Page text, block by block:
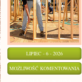
LIPIEC - 6 - 2026
MOŻLIWOŚĆ KOMENTOWANIA